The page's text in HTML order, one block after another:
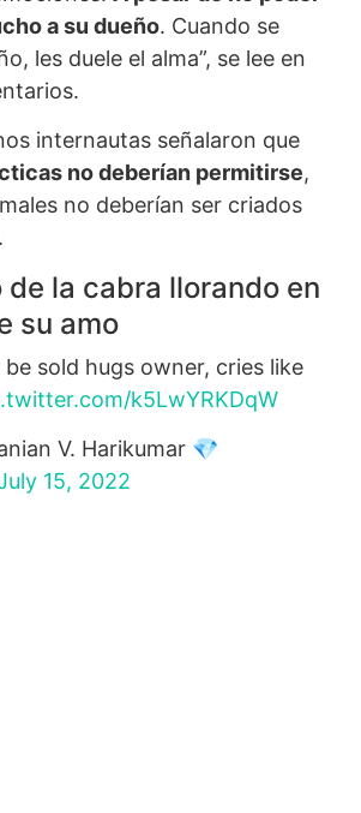
a su dueño. Cuando se
les duele el alma”, se lee en
internautas señalaron que
no deberían permitirse,
no deberían ser criados
de la cabra llorando en
su amo
sold hugs owner, cries like
k5LwYRKDqW
V. Harikumar 💎
15, 2022